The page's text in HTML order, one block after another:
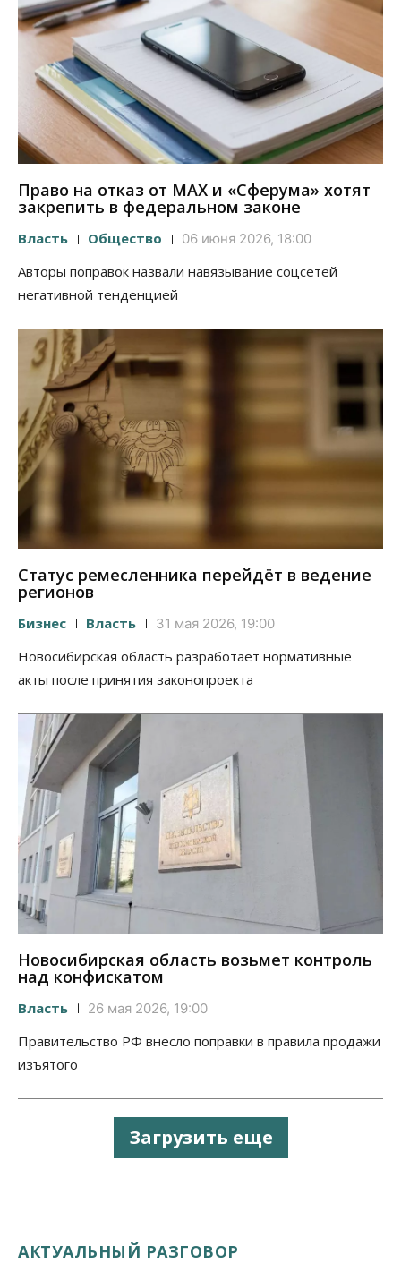
Право на отказ от MAX и «Сферума» хотят
закрепить в федеральном законе
Власть Общество 06 июня 2026, 18:00
Авторы поправок назвали навязывание соцсетей
негативной тенденцией
Статус ремесленника перейдёт в ведение
регионов
Бизнес Власть 31 мая 2026, 19:00
Новосибирская область разработает нормативные
акты после принятия законопроекта
Новосибирская область возьмет контроль
над конфискатом
Власть 26 мая 2026, 19:00
Правительство РФ внесло поправки в правила продажи
изъятого
Загрузить еще
АКТУАЛЬНЫЙ РАЗГОВОР